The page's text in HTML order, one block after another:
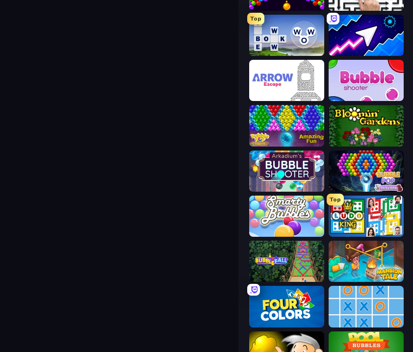
Bubble Story Arrow Escape: Puzzle
Top
Words of Wonders Space Waves
Arrow Escape Bubble Shooter
Bubble Pop Legend Blooming Gardens
Bubble Pop Fairyland
Smarty Bubbles
Top
Ludo King
Bubble Fall Mansion Tale: Merge Secrets
Tic Tac Toe Online